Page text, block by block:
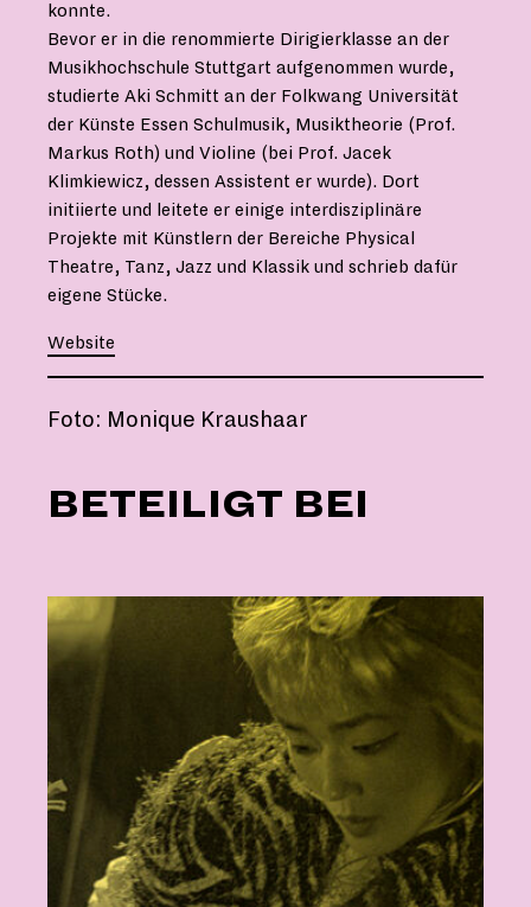
konnte.
Bevor er in die renommierte Dirigierklasse an der
Musikhochschule Stuttgart aufgenommen wurde,
studierte Aki Schmitt an der Folkwang Universität
der Künste Essen Schulmusik, Musiktheorie (Prof.
Markus Roth) und Violine (bei Prof. Jacek
Klimkiewicz, dessen Assistent er wurde). Dort
initiierte und leitete er einige interdisziplinäre
Projekte mit Künstlern der Bereiche Physical
Theatre, Tanz, Jazz und Klassik und schrieb dafür
eigene Stücke.
Website
Foto: Monique Kraushaar
BETEILIGT BEI